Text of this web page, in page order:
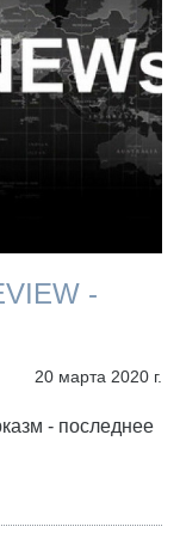
-
20 марта 2020 г.
- последнее